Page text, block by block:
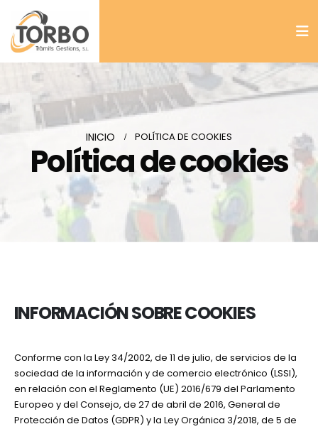
INICIO POLÍTICA DE COOKIES
Política de cookies
INFORMACIÓN SOBRE COOKIES
Conforme con la Ley 34/2002, de 11 de julio, de servicios de la
sociedad de la información y de comercio electrónico (LSSI),
en relación con el Reglamento (UE) 2016/679 del Parlamento
Europeo y del Consejo, de 27 de abril de 2016, General de
Protección de Datos (GDPR) y la Ley Orgánica 3/2018, de 5 de